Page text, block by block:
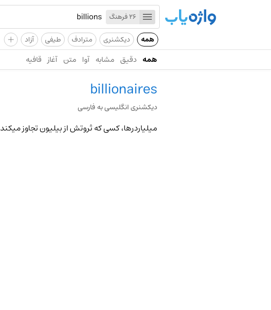
26 فرهنگ
همه دیکشنری مترادف طیفی آزاد +
همه دقیق مشابه آوا متن آغاز قافیه
billionaires
دیکشنری انگلیسی به فارسی
میلیاردرها، کسی که ثروتش از بیلیون تجاوز میکند